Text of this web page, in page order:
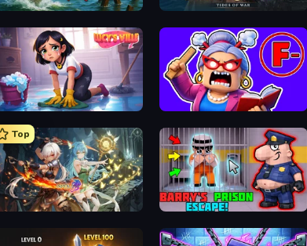
Fishing Anomaly Pirates of the Caribbean: ToW
Lucy’s Ville
Top
Crystal Saga: Nova Barry's Prison Escape!